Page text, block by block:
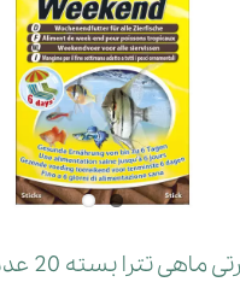
تترا بسته 20 عددی